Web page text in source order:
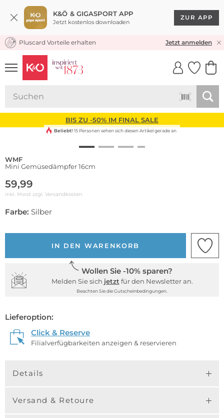
K&Ö & GIGASPORT APP
Jetzt kostenlos downloaden
ZUR APP
KOSTENLOSER VERSAND* & RÜCKVERSAND
Pluscard Vorteile erhalten Jetzt anmelden
UNSERE APP
CLICK &
BIS ZU -50% IM FINAL SALE
Beliebt! 15 Personen sehen sich diesen Artikel gerade an
WMF
Mini Gemüsedämpfer 16cm
59,99
inkl. Mwst zzgl. Versandkosten
Farbe: Silber
IN DEN WARENKORB
Wollen Sie -10% sparen?
Melden Sie sich jetzt für den Newsletter an.
Beachten Sie die Gutscheinbedingungen.
Lieferoption:
Click & Reserve
Filialverfügbarkeiten anzeigen & reservieren
Details
Versand & Retoure